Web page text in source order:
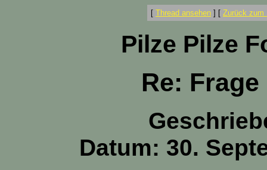
[ Thread ansehen ] [ Zurück zum
Pilze Pilze
Re:
Datum: 30.